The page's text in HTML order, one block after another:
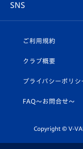
ホームタウン
平和祈念活動
ホームタウン活動
U-18
スクール
SNS
ヴィヴィくんイン
公式LINE＠
ご利用規約
クラブ概要
プライバシーポリシ
FAQ〜お問合せ〜
Copyright © V-